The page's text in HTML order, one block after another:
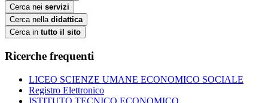
Cerca nei servizi
Cerca nella didattica
Cerca in tutto il sito
Ricerche frequenti
LICEO SCIENZE UMANE ECONOMICO SOCIALE
Registro Elettronico
ISTITUTO TECNICO ECONOMICO